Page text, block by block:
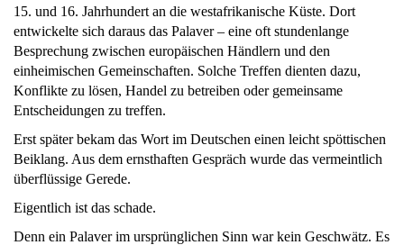
15. und 16. Jahrhundert an die westafrikanische Küste. Dort
entwickelte sich daraus das Palaver – eine oft stundenlange
Besprechung zwischen europäischen Händlern und den
einheimischen Gemeinschaften. Solche Treffen dienten dazu,
Konflikte zu lösen, Handel zu betreiben oder gemeinsame
Entscheidungen zu treffen.
Erst später bekam das Wort im Deutschen einen leicht spöttischen
Beiklang. Aus dem ernsthaften Gespräch wurde das vermeintlich
überflüssige Gerede.
Eigentlich ist das schade.
Denn ein Palaver im ursprünglichen Sinn war kein Geschwätz. Es